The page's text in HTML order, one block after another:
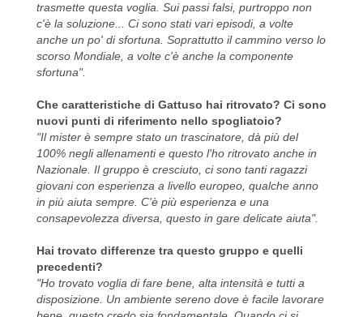
trasmette questa voglia. Sui passi falsi, purtroppo non
c'è la soluzione... Ci sono stati vari episodi, a volte
anche un po' di sfortuna. Soprattutto il cammino verso lo
scorso Mondiale, a volte c'è anche la componente
sfortuna".
Che caratteristiche di Gattuso hai ritrovato? Ci sono
nuovi punti di riferimento nello spogliatoio?
"Il mister è sempre stato un trascinatore, dà più del
100% negli allenamenti e questo l'ho ritrovato anche in
Nazionale. Il gruppo è cresciuto, ci sono tanti ragazzi
giovani con esperienza a livello europeo, qualche anno
in più aiuta sempre. C'è più esperienza e una
consapevolezza diversa, questo in gare delicate aiuta".
Hai trovato differenze tra questo gruppo e quelli
precedenti?
"Ho trovato voglia di fare bene, alta intensità e tutti a
disposizione. Un ambiente sereno dove è facile lavorare